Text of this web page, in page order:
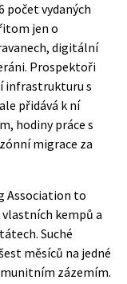
počet vydaných
jen o
digitální
Prospektoři
infrastrukturu s
přidává k ní
hodiny práce s
migrace za
Association to
vlastních kempů a
Suché
měsíců na jedné
zázemím.